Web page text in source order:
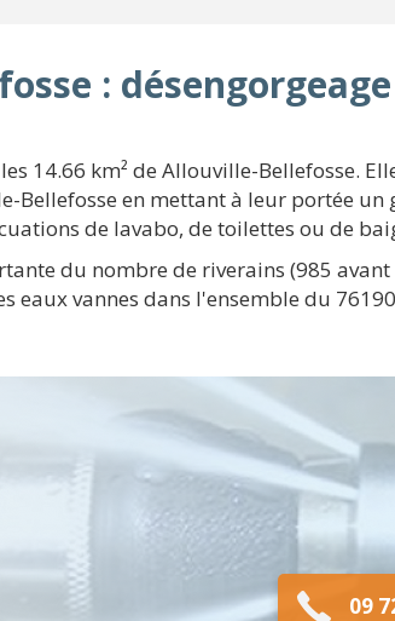
:
14.66 km² de Allouville-Bellefosse.
Bellefosse en mettant à leur portée un
de lavabo, de toilettes ou de
du nombre de riverains (985 avant
eaux vannes dans l'ensemble du
09